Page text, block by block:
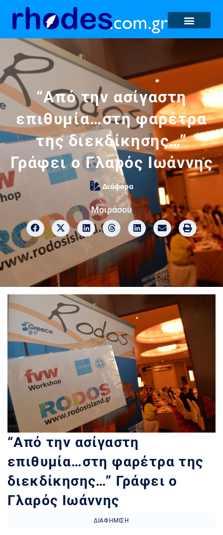
“Από την ασίγαστη
επιθυμία…στη φαρέτρα
της διεκδίκησης…”
Γράφει ο Γλαρός Ιωάννης
Διάφορα
Μοιράσου
“Από την ασίγαστη
επιθυμία…στη φαρέτρα της
διεκδίκησης…” Γράφει ο
Γλαρός Ιωάννης
ΔΙΑΦΉΜΙΣΗ